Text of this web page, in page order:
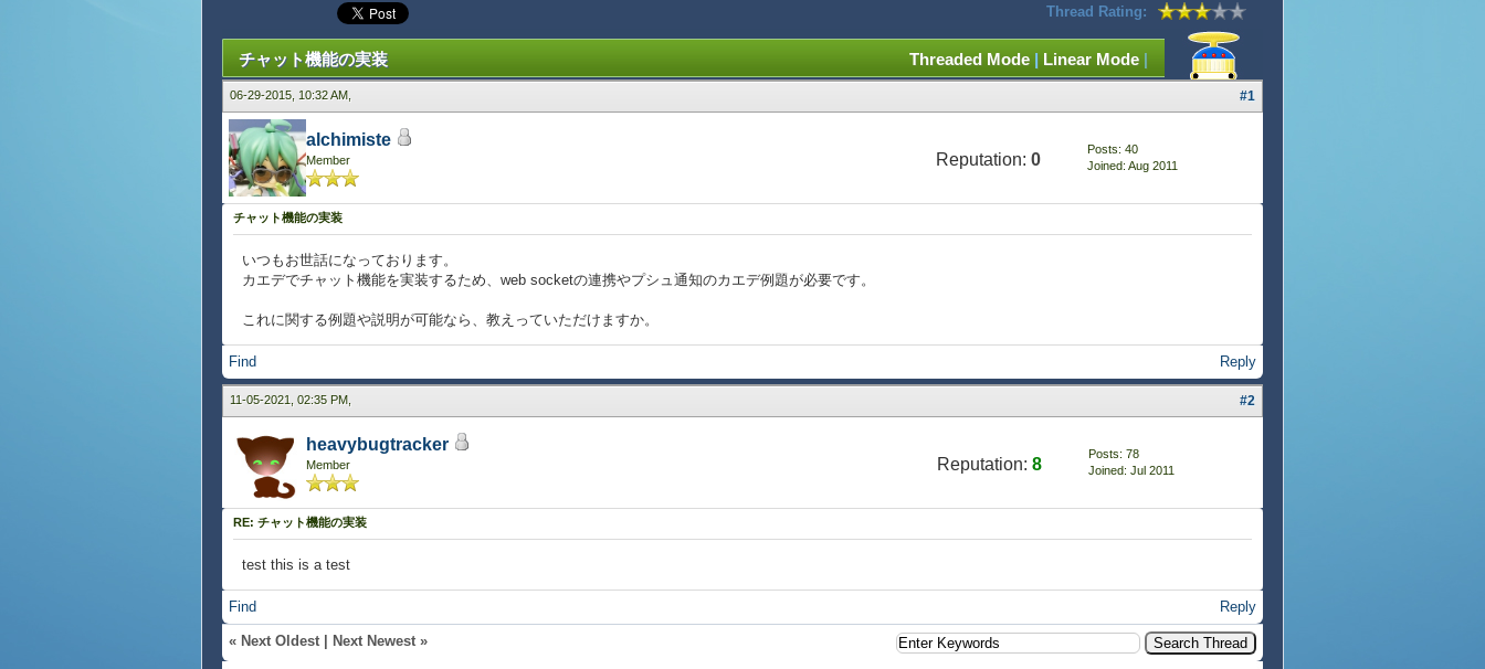
Thread Rating:
Threaded Mode | Linear Mode |
チャット機能の実装
06-29-2015, 10:32 AM, #1
alchimiste
Member Reputation: 0
Posts: 40
Joined: Aug 2011
チャット機能の実装
いつもお世話になっております。
カエデでチャット機能を実装するため、web socketの連携やプシュ通知のカエデ例題が必要です。
これに関する例題や説明が可能なら、教えっていただけますか。
Find Reply
11-05-2021, 02:35 PM, #2
heavybugtracker
Member Reputation: 8
Posts: 78
Joined: Jul 2011
RE: チャット機能の実装
test this is a test
Find Reply
« Next Oldest Next Newest »